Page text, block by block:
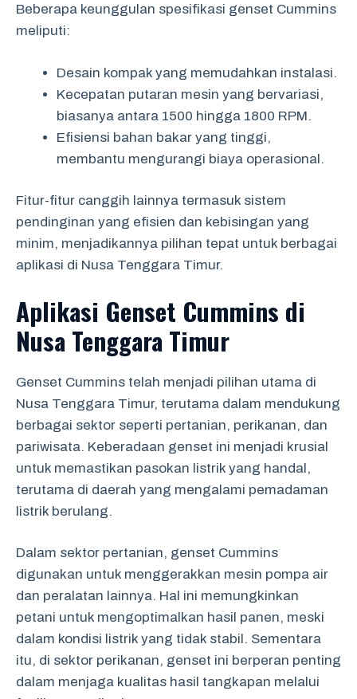
Beberapa keunggulan spesifikasi genset Cummins
meliputi:
Desain kompak yang memudahkan instalasi.
Kecepatan putaran mesin yang bervariasi,
biasanya antara 1500 hingga 1800 RPM.
Efisiensi bahan bakar yang tinggi,
membantu mengurangi biaya operasional.
Fitur-fitur canggih lainnya termasuk sistem
pendinginan yang efisien dan kebisingan yang
minim, menjadikannya pilihan tepat untuk berbagai
aplikasi di Nusa Tenggara Timur.
Aplikasi Genset Cummins di
Nusa Tenggara Timur
Genset Cummins telah menjadi pilihan utama di
Nusa Tenggara Timur, terutama dalam mendukung
berbagai sektor seperti pertanian, perikanan, dan
pariwisata. Keberadaan genset ini menjadi krusial
untuk memastikan pasokan listrik yang handal,
terutama di daerah yang mengalami pemadaman
listrik berulang.
Dalam sektor pertanian, genset Cummins
digunakan untuk menggerakkan mesin pompa air
dan peralatan lainnya. Hal ini memungkinkan
petani untuk mengoptimalkan hasil panen, meski
dalam kondisi listrik yang tidak stabil. Sementara
itu, di sektor perikanan, genset ini berperan penting
dalam menjaga kualitas hasil tangkapan melalui